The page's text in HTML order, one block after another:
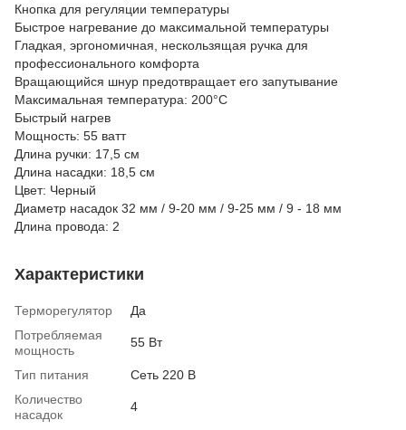
Кнопка для регуляции температуры
Быстрое нагревание до максимальной температуры
Гладкая, эргономичная, нескользящая ручка для
профессионального комфорта
Вращающийся шнур предотвращает его запутывание
Максимальная температура: 200°С
Быстрый нагрев
Мощность: 55 ватт
Длина ручки: 17,5 см
Длина насадки: 18,5 см
Цвет: Черный
Диаметр насадок 32 мм / 9-20 мм / 9-25 мм / 9 - 18 мм
Длина провода: 2
Характеристики
Терморегулятор
Да
Потребляемая
мощность
55 Вт
Тип питания
Сеть 220 В
Количество
насадок
4